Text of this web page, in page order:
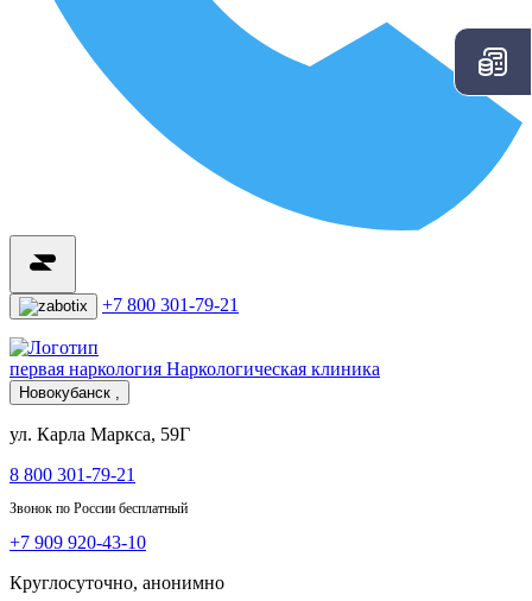
+7 800 301-79-21
первая наркология Наркологическая клиника
Новокубанск ,
ул. Карла Маркса, 59Г
8 800 301-79-21
Звонок по России бесплатный
+7 909 920-43-10
Круглосуточно, анонимно